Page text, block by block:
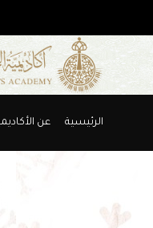
الرئيسية عن